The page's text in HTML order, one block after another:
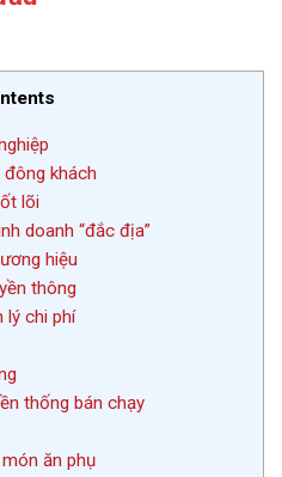
đông khách
lõi
doanh “đắc địa”
hiệu
thông
lý chi phí
thống bán chạy
ăn phụ